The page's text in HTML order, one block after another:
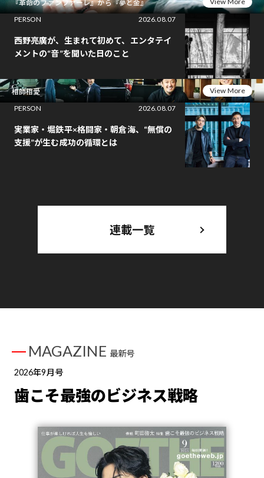
『革命のファンファーレ』から『夢と金』
PERSON
2026.08.07
西野亮廣が、生まれて初めて、エンタテイ
メントの“音”を聞いた日のこと
相師相愛
View More
PERSON
2026.08.07
実業家・堀鉄平×格闘家・朝倉海、“無償の
支援”が生む成功の循環とは
連載一覧
MAGAZINE 最新号
2026年9月号
歯こそ最強のビジネス戦略